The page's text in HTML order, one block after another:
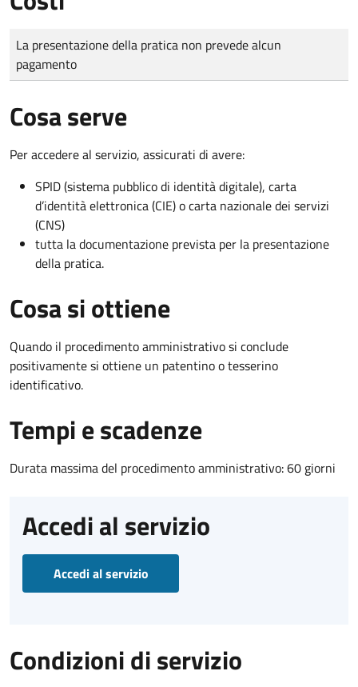
Tipo di pagamento
Importo
La presentazione della pratica non prevede alcun
pagamento
Cosa serve
Per accedere al servizio, assicurati di avere:
SPID (sistema pubblico di identità digitale), carta
d’identità elettronica (CIE) o carta nazionale dei servizi
(CNS)
tutta la documentazione prevista per la presentazione
della pratica.
Cosa si ottiene
Quando il procedimento amministrativo si conclude
positivamente si ottiene un patentino o tesserino
identificativo.
Tempi e scadenze
Durata massima del procedimento amministrativo: 60 giorni
Accedi al servizio
Accedi al servizio
Condizioni di servizio